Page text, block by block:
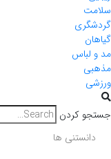
سلامت
گردشگری
گیاهان
مد و لباس
مذهبی
ورزشی
جستجو کردن
دانستنی ها